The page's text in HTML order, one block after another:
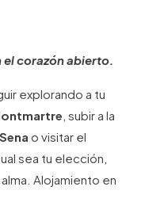
el corazón abierto.
explorando a tu
, subir a la
Sena o visitar el
sea tu elección,
Alojamiento en